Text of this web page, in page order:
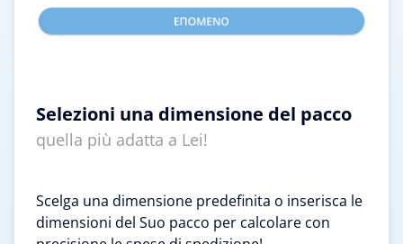
Selezioni una dimensione del pacco
quella più adatta a Lei!
Scelga una dimensione predefinita o inserisca le
dimensioni del Suo pacco per calcolare con